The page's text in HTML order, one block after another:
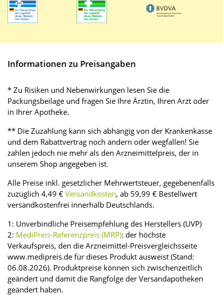
Informationen zu Preisangaben
* Zu Risiken und Nebenwirkungen lesen Sie die
Packungsbeilage und fragen Sie Ihre Ärztin, Ihren Arzt oder
in Ihrer Apotheke.
** Die Zuzahlung kann sich abhängig von der Krankenkasse
und dem Rabattvertrag noch ändern oder wegfallen! Sie
zahlen jedoch nie mehr als den Arzneimittelpreis, der in
unserem Shop angegeben ist.
Alle Preise inkl. gesetzlicher Mehrwertsteuer, gegebenenfalls
zuzüglich 4,49 € Versandkosten, ab 59,99 € Bestellwert
versandkostenfrei innerhalb Deutschlands.
1: Unverbindliche Preisempfehlung des Herstellers (UVP)
2: MediPreis-Referenzpreis (MRP): der höchste
Verkaufspreis, den die Arzneimittel-Preisvergleichsseite
www.medipreis.de für dieses Produkt ausweist (Stand:
06.08.2026). Produktpreise können sich zwischenzeitlich
geändert und damit die Rangfolge der Versandapotheken
geändert haben.